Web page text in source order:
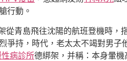
行動。
從青島飛往沈陽的航班登機時，
爭持，時代，老太太不竭對男子
病診所德綁架，并稱：本身暈